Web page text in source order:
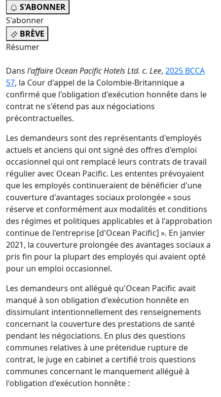
S'ABONNER
S'abonner
BRÈVE
Résumer
Dans l'affaire Ocean Pacific Hotels Ltd. c. Lee, 2025 BCCA
57, la Cour d'appel de la Colombie-Britannique a
confirmé que l'obligation d'exécution honnête dans le
contrat ne s'étend pas aux négociations
précontractuelles.
Les demandeurs sont des représentants d'employés
actuels et anciens qui ont signé des offres d'emploi
occasionnel qui ont remplacé leurs contrats de travail
régulier avec Ocean Pacific. Les ententes prévoyaient
que les employés continueraient de bénéficier d'une
couverture d'avantages sociaux prolongée « sous
réserve et conformément aux modalités et conditions
des régimes et politiques applicables et à l'approbation
continue de l'entreprise [d'Ocean Pacific] ». En janvier
2021, la couverture prolongée des avantages sociaux a
pris fin pour la plupart des employés qui avaient opté
pour un emploi occasionnel.
Les demandeurs ont allégué qu'Ocean Pacific avait
manqué à son obligation d'exécution honnête en
dissimulant intentionnellement des renseignements
concernant la couverture des prestations de santé
pendant les négociations. En plus des questions
communes relatives à une prétendue rupture de
contrat, le juge en cabinet a certifié trois questions
communes concernant le manquement allégué à
l'obligation d'exécution honnête :